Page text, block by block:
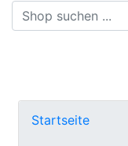
Startseite